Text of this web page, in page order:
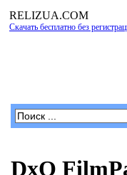
RELIZUA.COM
Скачать бесплатно без
DxO